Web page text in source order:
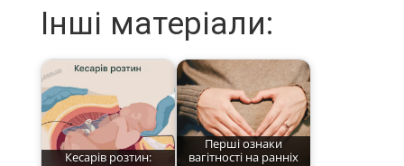
Інші матеріали:
Кесарів розтин:
Перші ознаки
вагітності на ранніх